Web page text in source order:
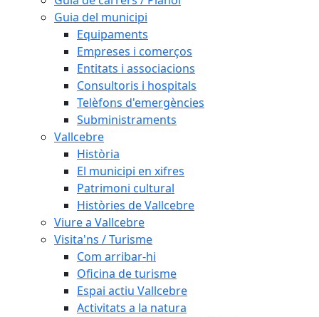
Guia del municipi
Equipaments
Empreses i comerços
Entitats i associacions
Consultoris i hospitals
Telèfons d'emergències
Subministraments
Vallcebre
Història
El municipi en xifres
Patrimoni cultural
Històries de Vallcebre
Viure a Vallcebre
Visita'ns / Turisme
Com arribar-hi
Oficina de turisme
Espai actiu Vallcebre
Activitats a la natura